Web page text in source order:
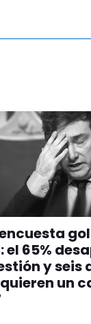
el 65%
y seis
un